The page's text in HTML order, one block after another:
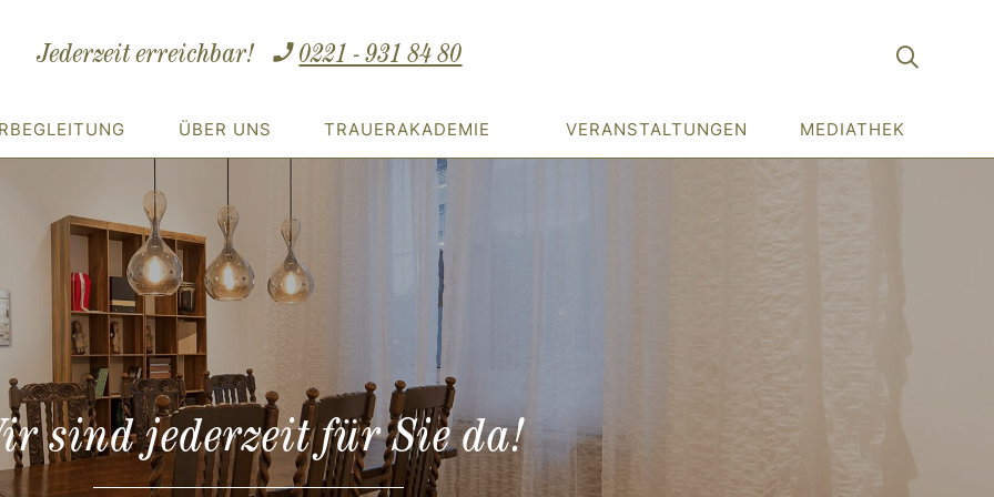
Jederzeit erreichbar! 0221 - 931 84 80
ÜBER UNS TRAUERAKADEMIE VERANSTALTUNGEN MEDIATHEK
sind jederzeit für Sie da!